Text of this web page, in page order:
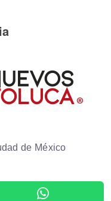
de México
whatsapp